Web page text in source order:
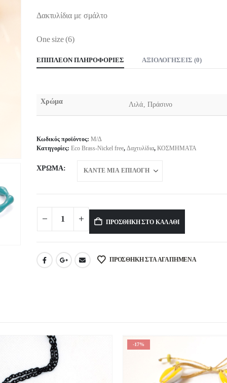
Δακτυλίδια με σμάλτο
One size (6)
ΕΠΙΠΛΈΟΝ ΠΛΗΡΟΦΟΡΊΕΣ ΑΞΙΟΛΟΓΉΣΕΙΣ (0)
Χρώμα Λιλά, Πράσινο
Κωδικός προϊόντος:Μ/Δ
Κατηγορίες:Eco Brass-Nickel free,Δαχτυλίδια,ΚΟΣΜΗΜΑΤΑ
ΧΡΏΜΑ
ΠΡΟΣΘΉΚΗ ΣΤΟ ΚΑΛΆΘΙ
ΠΡΟΣΘΉΚΗ ΣΤΑ ΑΓΑΠΗΜΈΝΑ
-17%